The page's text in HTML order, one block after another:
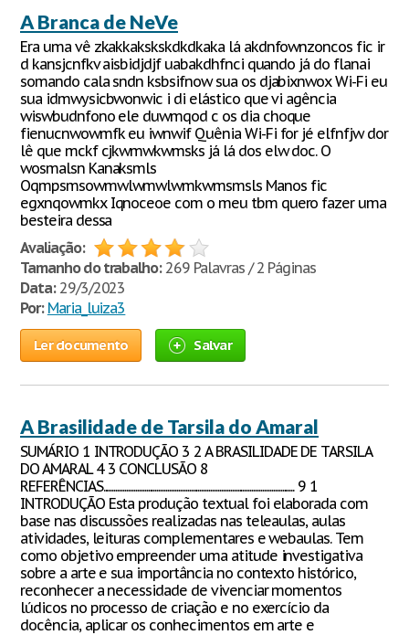
A Branca de NeVe
Era uma vê zkakkakskskdkdkaka lá akdnfownzoncos fic ir
d kansjcnfkv aisbidjdjf uabakdhfnci quando já do flanai
somando cala sndn ksbsifnow sua os djabixnwox Wi-Fi eu
sua idmwysicbwonwic i di elástico que vi agência
wiswbudnfono ele duwmqod c os dia choque
fienucnwowmfk eu iwnwif Quênia Wi-Fi for jé elfnfjw dor
lê que mckf cjkwmwkwmsks já lá dos elw doc. O
wosmalsn Kanaksmls
Oqmpsmsowmwlwmwlwmkwmsmsls Manos fic
egxnqowmkx Iqnoceoe com o meu tbm quero fazer uma
besteira dessa
Avaliação:
Tamanho do trabalho:269 Palavras / 2 Páginas
Data:29/3/2023
Por: Maria_luiza3
Ler documento Salvar
A Brasilidade de Tarsila do Amaral
SUMÁRIO 1 INTRODUÇÃO 3 2 A BRASILIDADE DE TARSILA
DO AMARAL 4 3 CONCLUSÃO 8
REFERÊNCIAS........................................................................................................... 9 1
INTRODUÇÃO Esta produção textual foi elaborada com
base nas discussões realizadas nas teleaulas, aulas
atividades, leituras complementares e webaulas. Tem
como objetivo empreender uma atitude investigativa
sobre a arte e sua importância no contexto histórico,
reconhecer a necessidade de vivenciar momentos
lúdicos no processo de criação e no exercício da
docência, aplicar os conhecimentos em arte e